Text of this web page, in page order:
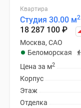
Квартира
Студия 30.00 м2
18 287 100 ₽
Москва, САО
Беломорская
Цена за м2
Корпус
Этаж
Отделка